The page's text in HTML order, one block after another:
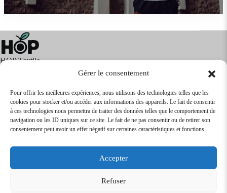
Gérer le consentement
Pour offrir les meilleures expériences, nous utilisons des technologies telles que les
cookies pour stocker et/ou accéder aux informations des appareils. Le fait de consentir
à ces technologies nous permettra de traiter des données telles que le comportement de
navigation ou les ID uniques sur ce site. Le fait de ne pas consentir ou de retirer son
consentement peut avoir un effet négatif sur certaines caractéristiques et fonctions.
Accepter
Refuser
HOP Textile
Textile Articles Publicitaires
Infos
Boutique en ligne
Express 24H
Tarifs Revendeurs